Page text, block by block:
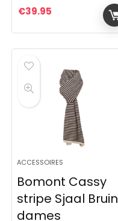
€39.95
ACCESSOIRES
Bomont Cassy
stripe Sjaal Bruin
dames